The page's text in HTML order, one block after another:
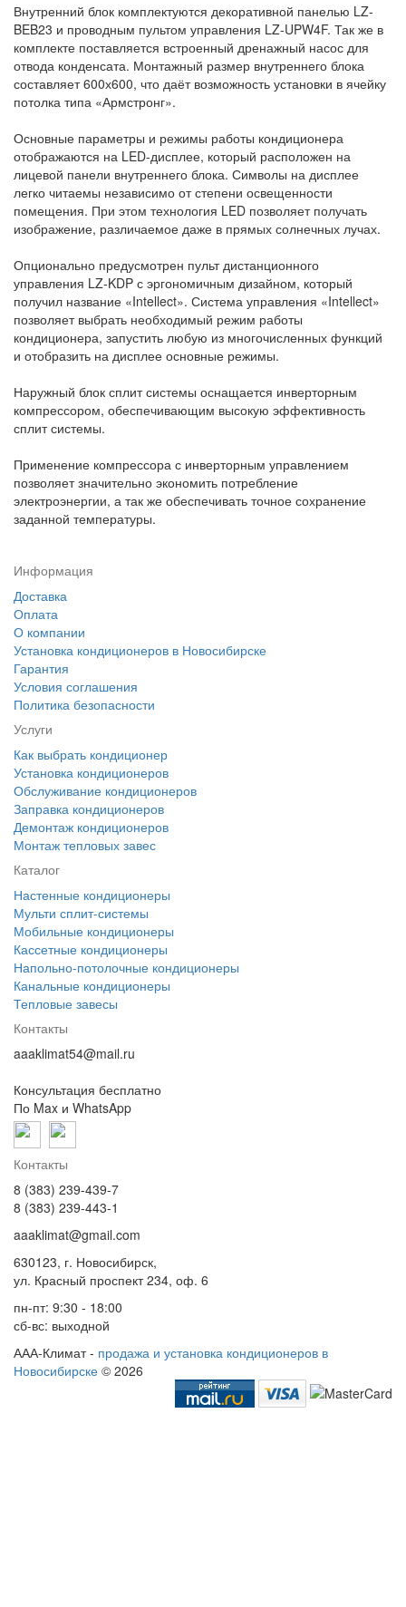
Внутренний блок комплектуются декоративной панелью LZ-
BEB23 и проводным пультом управления LZ-UPW4F. Так же в
комплекте поставляется встроенный дренажный насос для
отвода конденсата. Монтажный размер внутреннего блока
составляет 600х600, что даёт возможность установки в ячейку
потолка типа «Армстронг».
Основные параметры и режимы работы кондиционера
отображаются на LED-дисплее, который расположен на
лицевой панели внутреннего блока. Символы на дисплее
легко читаемы независимо от степени освещенности
помещения. При этом технология LED позволяет получать
изображение, различаемое даже в прямых солнечных лучах.
Опционально предусмотрен пульт дистанционного
управления LZ-KDP с эргономичным дизайном, который
получил название «Intellect». Система управления «Intellect»
позволяет выбрать необходимый режим работы
кондиционера, запустить любую из многочисленных функций
и отобразить на дисплее основные режимы.
Наружный блок сплит системы оснащается инверторным
компрессором, обеспечивающим высокую эффективность
сплит системы.
Применение компрессора с инверторным управлением
позволяет значительно экономить потребление
электроэнергии, а так же обеспечивать точное сохранение
заданной температуры.
Информация
Доставка
Оплата
О компании
Установка кондиционеров в Новосибирске
Гарантия
Условия соглашения
Политика безопасности
Услуги
Как выбрать кондиционер
Установка кондиционеров
Обслуживание кондиционеров
Заправка кондиционеров
Демонтаж кондиционеров
Монтаж тепловых завес
Каталог
Настенные кондиционеры
Мульти сплит-системы
Мобильные кондиционеры
Кассетные кондиционеры
Напольно-потолочные кондиционеры
Канальные кондиционеры
Тепловые завесы
Контакты
aaaklimat54@mail.ru
Консультация бесплатно
По Max и WhatsApp
Контакты
8 (383) 239-439-7
8 (383) 239-443-1
aaaklimat@gmail.com
630123, г. Новосибирск,
ул. Красный проспект 234, оф. 6
пн-пт: 9:30 - 18:00
сб-вс: выходной
ААА-Климат - продажа и установка кондиционеров в
Новосибирске © 2026